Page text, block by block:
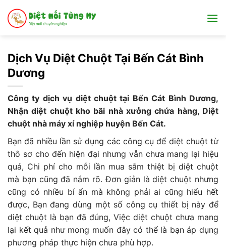
qua
Dịch Vụ Diệt Chuột Tại Bến Cát Bình
Dương
Công ty dịch vụ diệt chuột tại Bến Cát Bình Dương,
Nhận diệt chuột kho bãi nhà xưởng chứa hàng, Diệt
chuột nhà máy xí nghiệp huyện Bến Cát.
Bạn đã nhiều lần sử dụng các công cụ để diệt chuột từ
thô sơ cho đến hiện đại nhưng vẫn chưa mang lại hiệu
quả, Chi phí cho mỗi lần mua sắm thiệt bị diệt chuột
mà bạn cũng đã nắm rõ. Đơn giản là diệt chuột nhưng
cũng có nhiều bí ẩn mà không phải ai cũng hiểu hết
được, Bạn đang dùng một số công cụ thiết bị này để
diệt chuột là bạn đã đúng, Việc diệt chuột chưa mang
lại kết quả như mong muốn đây có thể là bạn áp dụng
phương pháp thực hiện chưa phù hợp.